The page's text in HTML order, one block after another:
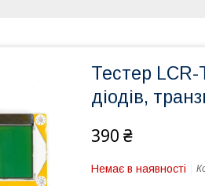
Тестер
діодів,
390 ₴
Немає в наявності